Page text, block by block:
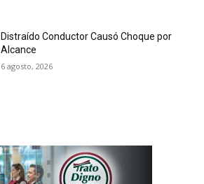
Distraído Conductor Causó Choque por
Alcance
6 agosto, 2026